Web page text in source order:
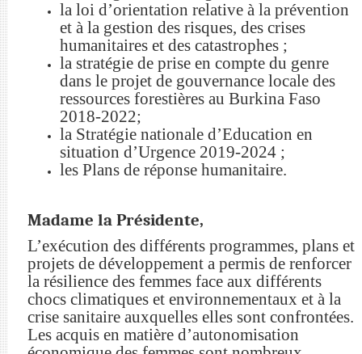
la loi d’orientation relative à la prévention
et à la gestion des risques, des crises
humanitaires et des catastrophes ;
la stratégie de prise en compte du genre
dans le projet de gouvernance locale des
ressources forestières au Burkina Faso
2018-2022;
la Stratégie nationale d’Education en
situation d’Urgence 2019-2024 ;
les Plans de réponse humanitaire.
Madame la Présidente,
L’exécution des différents programmes, plans et
projets de développement a permis de renforcer
la résilience des femmes face aux différents
chocs climatiques et environnementaux et à la
crise sanitaire auxquelles elles sont confrontées.
Les acquis en matière d’autonomisation